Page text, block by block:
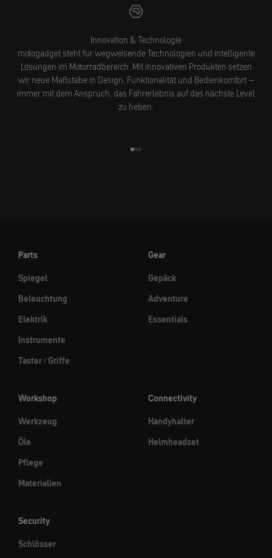
Innovation & Technologie
motogadget steht für wegweisende Technologien und intelligente
Lösungen im Motorradbereich. Mit innovativen Produkten setzen
wir neue Maßstäbe in Design, Funktionalität und Bedienkomfort –
immer mit dem Anspruch, das Fahrerlebnis auf das nächste Level
zu heben.
Parts
Spiegel
Beleuchtung
Elektrik
Instrumente
Taster / Griffe
Gear
Gepäck
Adventure
Essentials
Workshop
Werkzeug
Öle
Pflege
Materialien
Connectivity
Handyhalter
Helmheadset
Security
Schlösser